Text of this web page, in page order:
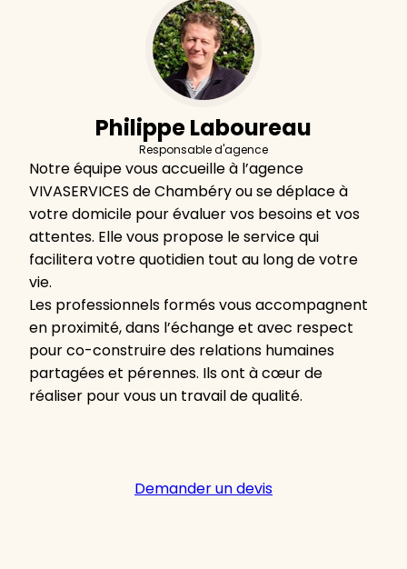
Philippe Laboureau
Responsable d'agence
Notre équipe vous accueille à l’agence
VIVASERVICES de Chambéry ou se déplace à
votre domicile pour évaluer vos besoins et vos
attentes. Elle vous propose le service qui
facilitera votre quotidien tout au long de votre
vie.
Les professionnels formés vous accompagnent
en proximité, dans l’échange et avec respect
pour co-construire des relations humaines
partagées et pérennes. Ils ont à cœur de
réaliser pour vous un travail de qualité.
Demander un devis